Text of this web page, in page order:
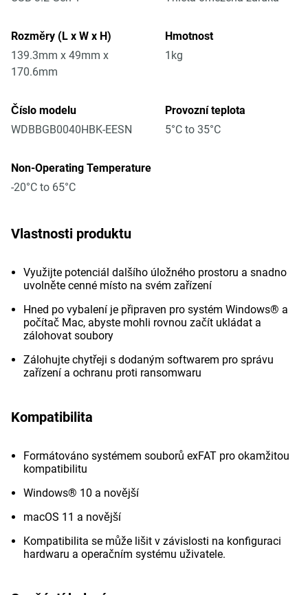
Rozměry (L x W x H)
139.3mm x 49mm x
170.6mm
Hmotnost
1kg
Číslo modelu
WDBBGB0040HBK-EESN
Provozní teplota
5°C to 35°C
Non-Operating Temperature
-20°C to 65°C
Vlastnosti produktu
Využijte potenciál dalšího úložného prostoru a snadno
uvolněte cenné místo na svém zařízení
Hned po vybalení je připraven pro systém Windows® a
počítač Mac, abyste mohli rovnou začít ukládat a
zálohovat soubory
Zálohujte chytřeji s dodaným softwarem pro správu
zařízení a ochranu proti ransomwaru
Kompatibilita
Formátováno systémem souborů exFAT pro okamžitou
kompatibilitu
Windows® 10 a novější
macOS 11 a novější
Kompatibilita se může lišit v závislosti na konfiguraci
hardwaru a operačním systému uživatele.